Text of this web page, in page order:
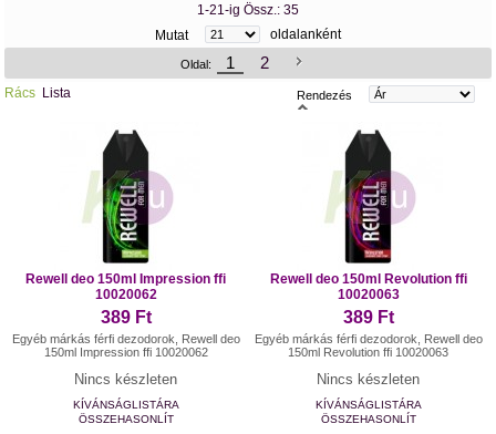
1-21-ig Össz.: 35
Mutat
oldalanként
Oldal: 1 2
Rács Lista Rendezés
Rewell deo 150ml Impression ffi
10020062
389 Ft
Egyéb márkás férfi dezodorok, Rewell deo
150ml Impression ffi 10020062
Nincs készleten
KÍVÁNSÁGLISTÁRA
ÖSSZEHASONLÍT
Rewell deo 150ml Revolution ffi
10020063
389 Ft
Egyéb márkás férfi dezodorok, Rewell deo
150ml Revolution ffi 10020063
Nincs készleten
KÍVÁNSÁGLISTÁRA
ÖSSZEHASONLÍT